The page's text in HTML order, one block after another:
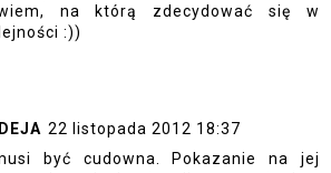
na którą zdecydować się w
:))
22 listopada 2012 18:37
być cudowna. Pokazanie na jej